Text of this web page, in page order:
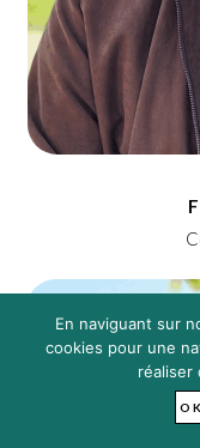
En naviguant sur
cookies pour une
réaliser
OK